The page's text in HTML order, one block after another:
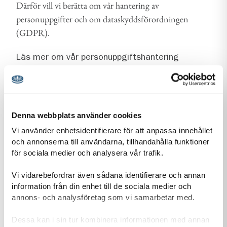
Denna webbplats använder cookies
Vi använder enhetsidentifierare för att anpassa innehållet
och annonserna till användarna, tillhandahålla funktioner
för sociala medier och analysera vår trafik.
Vi vidarebefordrar även sådana identifierare och annan
information från din enhet till de sociala medier och
annons- och analysföretag som vi samarbetar med.
Dessa kan i sin tur kombinera informationen med annan
Därför vill vi berätta om vår hantering av
personuppgifter och om dataskyddsförordningen
(GDPR).
Läs mer om vår personuppgiftshantering
Kontaktuppgifter
adress för Ösmo Scoutkår
Sjöuddstigen 1